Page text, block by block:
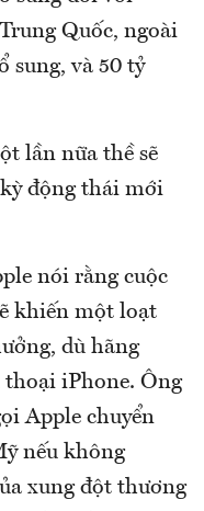
Quốc, ngoài
sung, và 50 tỷ
lần nữa thề sẽ
động thái mới
nói rằng cuộc
khiến một loạt
dù hãng
thoại iPhone. Ông
Apple chuyển
nếu không
xung đột thương